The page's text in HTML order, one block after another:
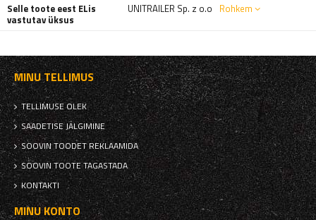
Selle toote eest ELis
vastutav üksus
UNITRAILER Sp. z o.o Rohkem
MINU TELLIMUS
TELLIMUSE OLEK
SAADETISE JÄLGIMINE
SOOVIN TOODET REKLAAMIDA
SOOVIN TOOTE TAGASTADA
KONTAKTI
MINU KONTO